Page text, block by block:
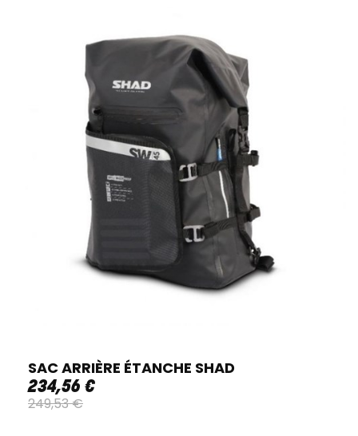
SAC ARRIÈRE ÉTANCHE SHAD
234,56 €
249,53€